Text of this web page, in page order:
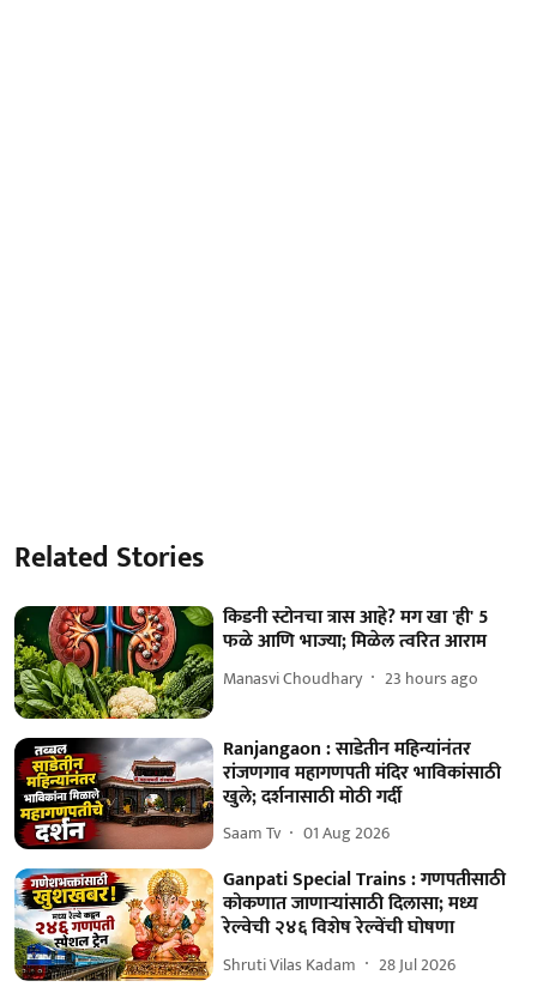
Related Stories
किडनी स्टोनचा त्रास आहे? मग खा 'ही' 5
फळे आणि भाज्या; मिळेल त्वरित आराम
Manasvi Choudhary 23 hours ago
Ranjangaon : साडेतीन महिन्यांनंतर
रांजणगाव महागणपती मंदिर भाविकांसाठी
खुले; दर्शनासाठी मोठी गर्दी
Saam Tv 01 Aug 2026
Ganpati Special Trains : गणपतीसाठी
कोकणात जाणाऱ्यांसाठी दिलासा; मध्य
रेल्वेची २४६ विशेष रेल्वेंची घोषणा
Shruti Vilas Kadam 28 Jul 2026